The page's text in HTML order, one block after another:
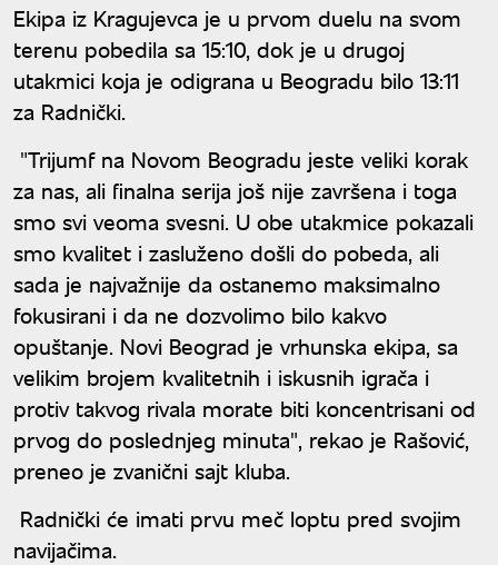
Ekipa iz Kragujevca je u prvom duelu na svom
terenu pobedila sa 15:10, dok je u drugoj
utakmici koja je odigrana u Beogradu bilo 13:11
za Radnički.
"Trijumf na Novom Beogradu jeste veliki korak
za nas, ali finalna serija još nije završena i toga
smo svi veoma svesni. U obe utakmice pokazali
smo kvalitet i zasluženo došli do pobeda, ali
sada je najvažnije da ostanemo maksimalno
fokusirani i da ne dozvolimo bilo kakvo
opuštanje. Novi Beograd je vrhunska ekipa, sa
velikim brojem kvalitetnih i iskusnih igrača i
protiv takvog rivala morate biti koncentrisani od
prvog do poslednjeg minuta", rekao je Rašović,
preneo je zvanični sajt kluba.
Radnički će imati prvu meč loptu pred svojim
navijačima.